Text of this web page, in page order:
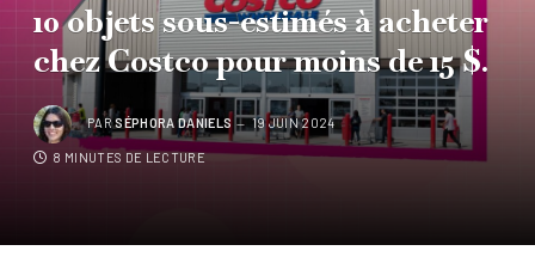
10 objets sous-estimés à acheter
chez Costco pour moins de 15 $.
PARSÉPHORA DANIELS 19 JUIN 2024
8 MINUTES DE LECTURE